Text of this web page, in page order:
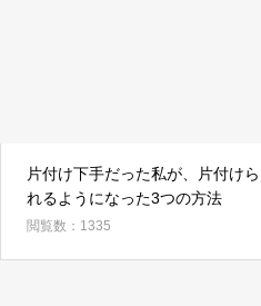
片付け下手だった私が、片付けら
れるようになった3つの方法
閲覧数：1335